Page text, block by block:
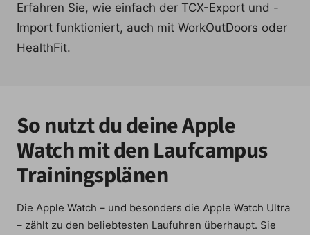
Erfahren Sie, wie einfach der TCX-Export und -
Import funktioniert, auch mit WorkOutDoors oder
HealthFit.
So nutzt du deine Apple
Watch mit den Laufcampus
Trainingsplänen
Die Apple Watch – und besonders die Apple Watch Ultra
– zählt zu den beliebtesten Laufuhren überhaupt. Sie